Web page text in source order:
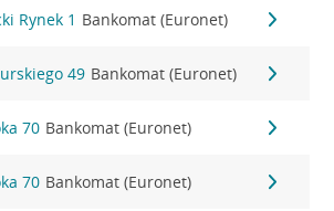
Rynek 1 Bankomat (Euronet)
49 Bankomat (Euronet)
70 Bankomat (Euronet)
70 Bankomat (Euronet)